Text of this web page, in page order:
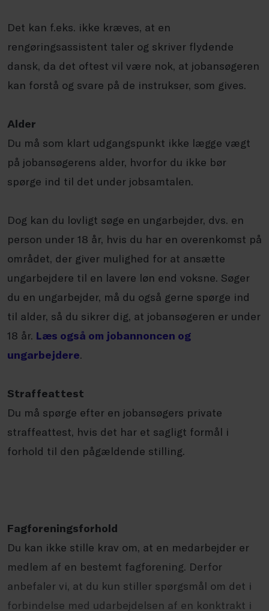
Det kan f.eks. ikke kræves, at en
rengøringsassistent taler og skriver flydende
dansk, da det oftest vil være nok, at jobansøgeren
kan forstå og svare på de instrukser, som gives.
Alder
Du må som klart udgangspunkt ikke lægge vægt
på jobansøgerens alder, hvorfor du ikke bør
spørge ind til det under jobsamtalen.
Dog kan du lovligt søge en ungarbejder, dvs. en
person under 18 år, hvis du har en overenkomst på
området, der giver mulighed for at ansætte
ungarbejdere til en lavere løn end voksne. Søger
du en ungarbejder, må du også gerne spørge ind
til alder, så du sikrer dig, at jobansøgeren er under
18 år. Læs også om jobannoncen og
ungarbejdere.
Straffeattest
Du må spørge efter en jobansøgers private
straffeattest, hvis det har et sagligt formål i
forhold til den pågældende stilling.
Fagforeningsforhold
Du kan ikke stille krav om, at en medarbejder er
medlem af en bestemt fagforening. Derfor
anbefaler vi, at du kun stiller spørgsmål om det i
forbindelse med udarbejdelsen af en konktrakt i